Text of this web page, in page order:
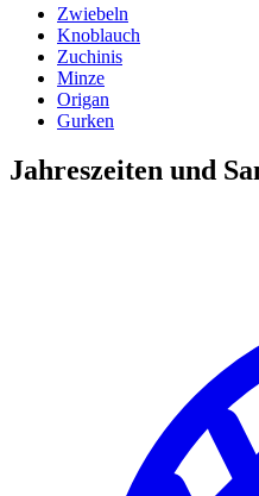
Zwiebeln
Knoblauch
Zuchinis
Minze
Origan
Gurken
Jahreszeiten und